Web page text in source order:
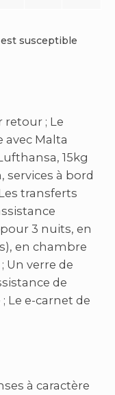
susceptible
retour ; Le
avec Malta
15kg
à bord
transferts
3 nuits, en
en chambre
Un verre de
de
Le e-carnet de
à caractère